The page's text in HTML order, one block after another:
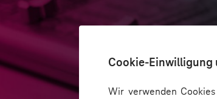
Cookie-Einwilligung
Wir verwenden